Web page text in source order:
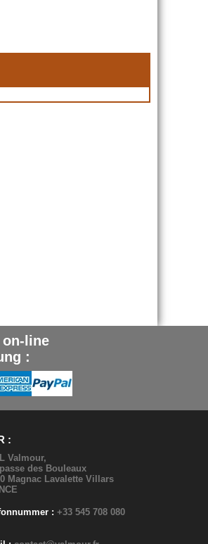
line
:
Valmour,
des Bouleaux
Magnac Lavalette Villars
:+33 545 708 080